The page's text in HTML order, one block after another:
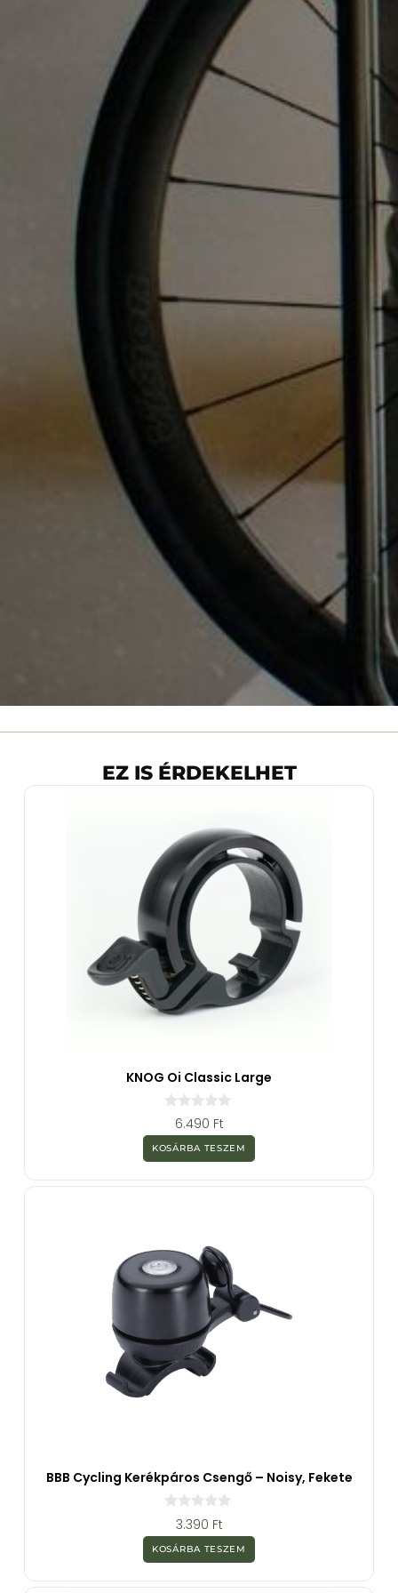
EZ IS ÉRDEKELHET
KNOG Oi Classic Large
z
5
b
6.490 Ft
KOSÁRBA TESZEM
BBB Cycling Kerékpáros Csengő – Noisy, Fekete
z
5
b
3.390 Ft
KOSÁRBA TESZEM